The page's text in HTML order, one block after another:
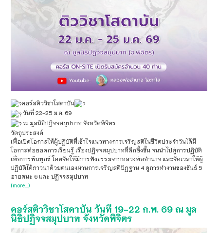
คอร์สติววิชาโสดาบัน
วันที่ 22-25 ม.ค. 69
ณ มูลนิธิปฏิจจสมุปบาท จังหวัดพิจิตร
วัตถุประสงค์
เพื่อเปิดโอกาสให้ผู้ปฏิบัติที่เข้าใจแนวทางการเจริญสติในชีวิตประจำวันได้มี
โอกาสต่อยอดการเรียนรู้ เรื่องปฏิจจสมุปบาทที่ลึกซึ้งขึ้น จนนำไปสู่การปฏิบัติ
เพื่อการพ้นทุกข์ โดยจัดให้มีการฟังธรรมจากหลวงพ่ออำนาจ และจัดเวลาให้ผู้
ปฏิบัติได้ภาวนาด้วยตนเองผ่านการเจริญสติปัฏฐาน 4 ดูการทำงานของขันธ์ 5
อายตนะ 6 และ ปฏิจจสมุปบาท
(more…)
คอร์สติววิชาโสดาบัน วันที่ 19-22 ก.พ. 69 ณ มูล
นิธิปฏิจจสมุปบาท จังหวัดพิจิตร